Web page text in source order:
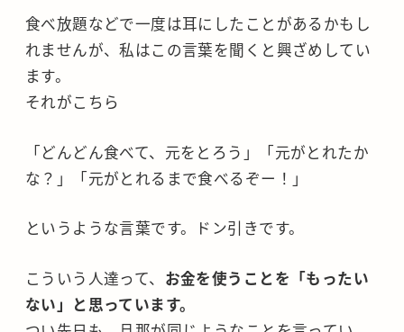
食べ放題などで一度は耳にしたことがあるかもし
れませんが、私はこの言葉を聞くと興ざめしてい
ます。
それがこちら
「どんどん食べて、元をとろう」「元がとれたか
な？」「元がとれるまで食べるぞー！」
というような言葉です。ドン引きです。
こういう人達って、 お金を使うことを「もったい
ない」と思っています。